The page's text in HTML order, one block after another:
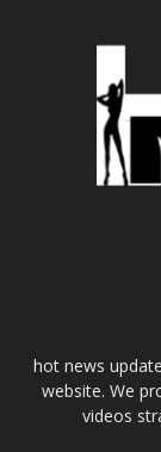
hot news
website. We
videos